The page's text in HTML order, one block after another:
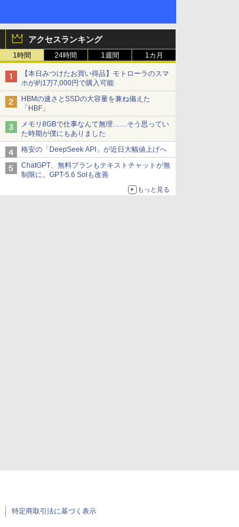
アクセスランキング
1時間 24時間 1週間 1カ月
【本日みつけたお買い得品】モトローラのスマ
ホが約1万7,000円で購入可能
HBMの速さとSSDの大容量を兼ね備えた
「HBF」
メモリ8GBで仕事なんて無理……そう思ってい
た時期が僕にもありました
格安の「DeepSeek API」が近日大幅値上げへ
ChatGPT、無料プランもテキストチャットが無
制限に。GPT-5.6 Solも改善
もっと見る
特定商取引法に基づく表示